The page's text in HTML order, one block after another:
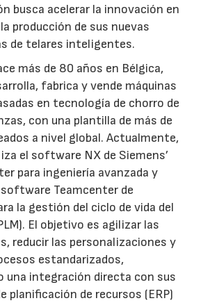
busca acelerar la innovación en
producción de sus nuevas
de telares inteligentes.
más de 80 años en Bélgica,
fabrica y vende máquinas
en tecnología de chorro de
con una plantilla de más de
a nivel global. Actualmente,
el software NX de Siemens’
para ingeniería avanzada y
Teamcenter de
la gestión del ciclo de vida del
El objetivo es agilizar las
reducir las personalizaciones y
estandarizados,
una integración directa con sus
planificación de recursos (ERP)